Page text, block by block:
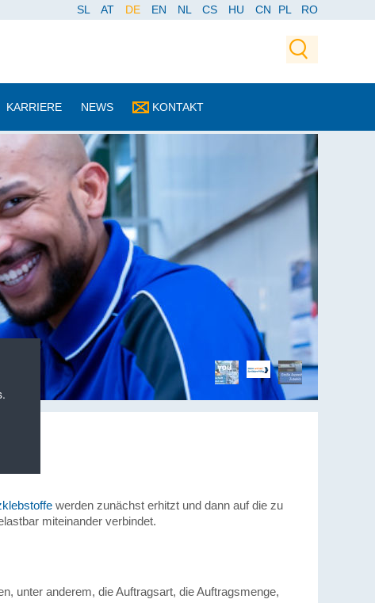
SL AT DE EN NL CS HU CN PL RO
KARRIERE NEWS KONTAKT
werden zunächst erhitzt und dann auf die zu
miteinander verbindet.
unter anderem, die Auftragsart, die Auftragsmenge,